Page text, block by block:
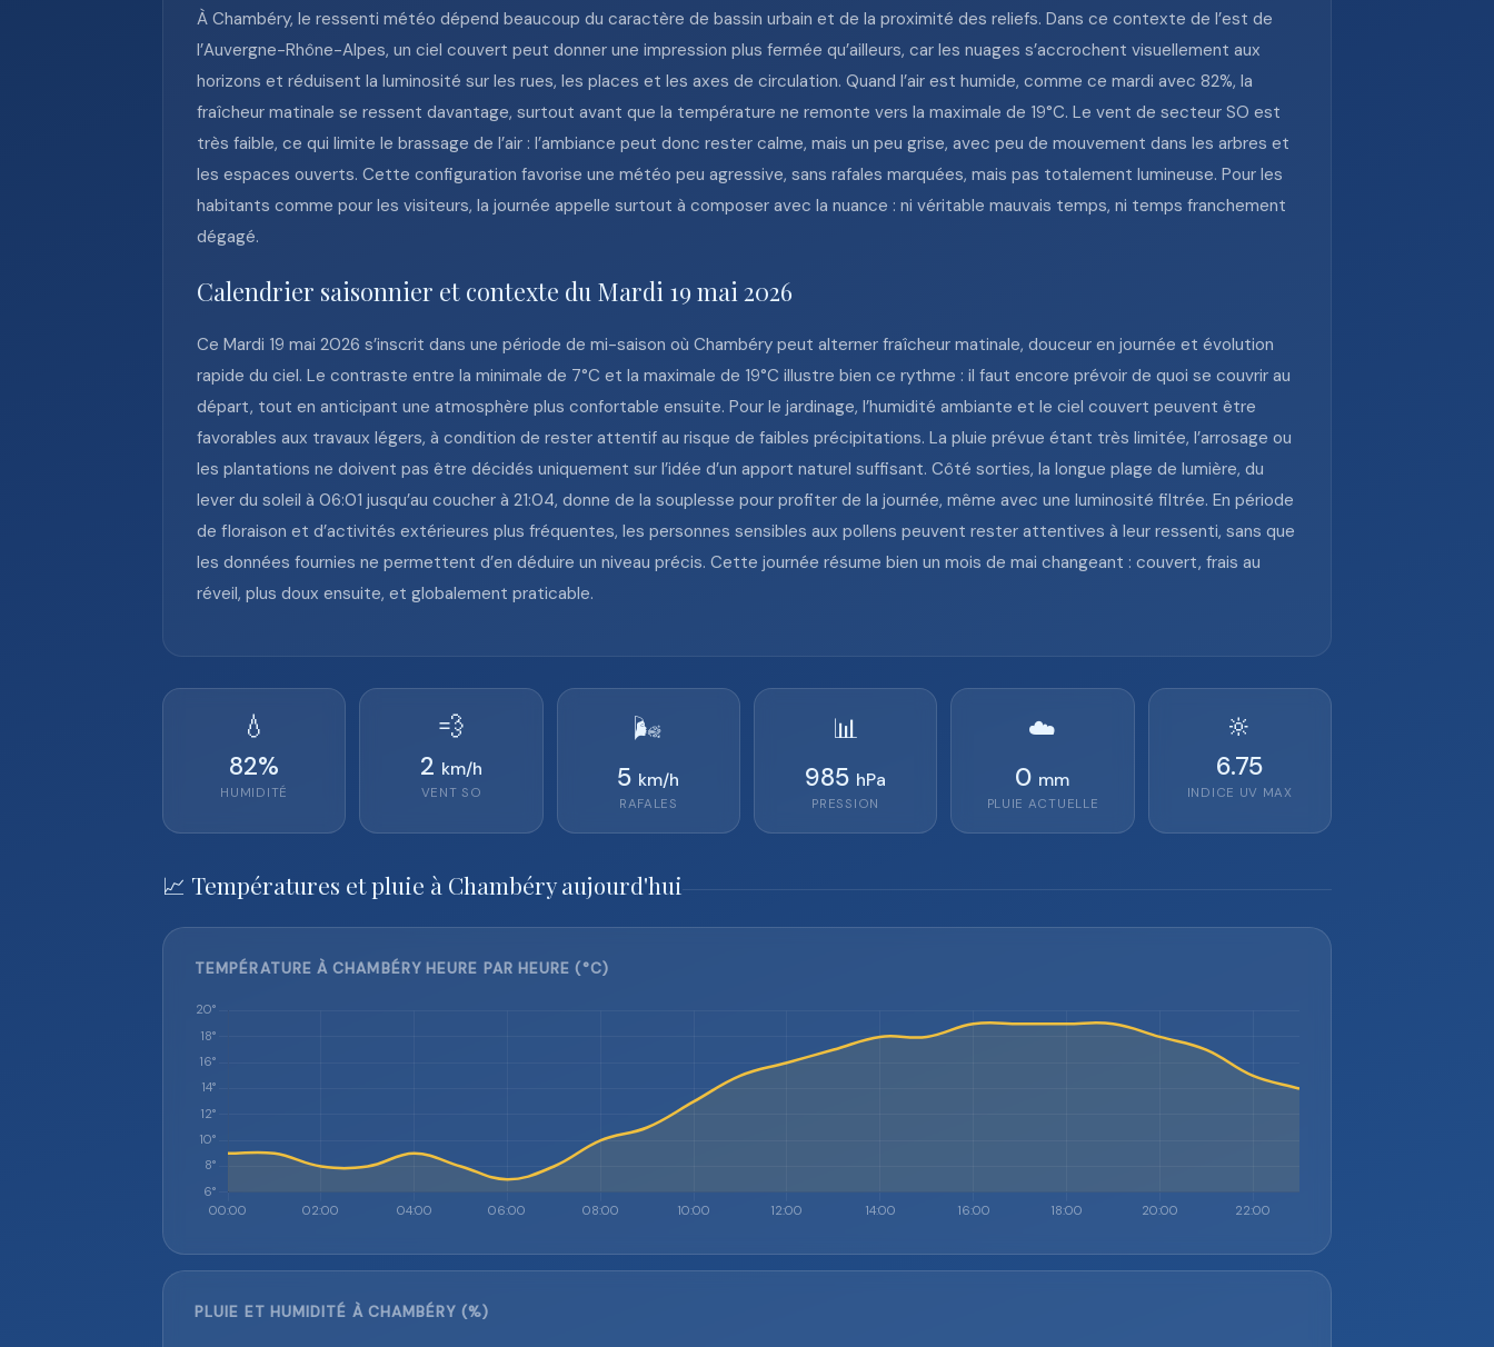
À Chambéry, le ressenti météo dépend beaucoup du caractère de bassin urbain et de la proximité des reliefs. Dans ce contexte de l’est de
l’Auvergne-Rhône-Alpes, un ciel couvert peut donner une impression plus fermée qu’ailleurs, car les nuages s’accrochent visuellement aux
horizons et réduisent la luminosité sur les rues, les places et les axes de circulation. Quand l’air est humide, comme ce mardi avec 82%, la
fraîcheur matinale se ressent davantage, surtout avant que la température ne remonte vers la maximale de 19°C. Le vent de secteur SO est
très faible, ce qui limite le brassage de l’air : l’ambiance peut donc rester calme, mais un peu grise, avec peu de mouvement dans les arbres et
les espaces ouverts. Cette configuration favorise une météo peu agressive, sans rafales marquées, mais pas totalement lumineuse. Pour les
habitants comme pour les visiteurs, la journée appelle surtout à composer avec la nuance : ni véritable mauvais temps, ni temps franchement
dégagé.
Calendrier saisonnier et contexte du Mardi 19 mai 2026
Ce Mardi 19 mai 2026 s’inscrit dans une période de mi-saison où Chambéry peut alterner fraîcheur matinale, douceur en journée et évolution
rapide du ciel. Le contraste entre la minimale de 7°C et la maximale de 19°C illustre bien ce rythme : il faut encore prévoir de quoi se couvrir au
départ, tout en anticipant une atmosphère plus confortable ensuite. Pour le jardinage, l’humidité ambiante et le ciel couvert peuvent être
favorables aux travaux légers, à condition de rester attentif au risque de faibles précipitations. La pluie prévue étant très limitée, l’arrosage ou
les plantations ne doivent pas être décidés uniquement sur l’idée d’un apport naturel suffisant. Côté sorties, la longue plage de lumière, du
lever du soleil à 06:01 jusqu’au coucher à 21:04, donne de la souplesse pour profiter de la journée, même avec une luminosité filtrée. En période
de floraison et d’activités extérieures plus fréquentes, les personnes sensibles aux pollens peuvent rester attentives à leur ressenti, sans que
les données fournies ne permettent d’en déduire un niveau précis. Cette journée résume bien un mois de mai changeant : couvert, frais au
réveil, plus doux ensuite, et globalement praticable.
💧
82%
HUMIDITÉ
💨
2 km/h
VENT SO
🌬️
5 km/h
RAFALES
📊
985 hPa
PRESSION
☁️
0 mm
PLUIE ACTUELLE
🔆
6.75
INDICE UV MAX
📈 Températures et pluie à Chambéry aujourd'hui
TEMPÉRATURE À CHAMBÉRY HEURE PAR HEURE (°C)
PLUIE ET HUMIDITÉ À CHAMBÉRY (%)